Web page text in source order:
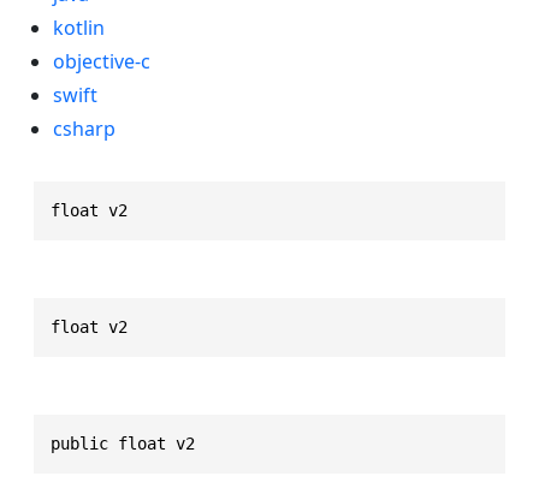
kotlin
objective-c
swift
csharp
float v2
float v2
public float v2